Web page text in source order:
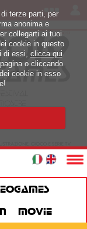
MOVIE
terze parti, per
anonima e
collegarti ai tuoi
cookie in questo
di essi, clicca qui.
o cliccando
cookie in esso